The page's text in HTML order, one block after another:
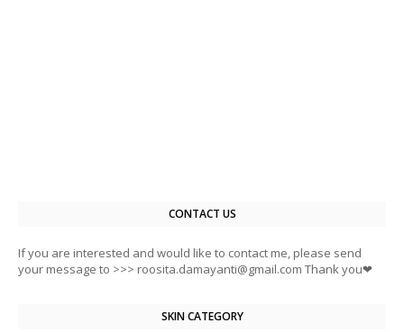
CONTACT US
If you are interested and would like to contact me, please send
your message to >>> roosita.damayanti@gmail.com Thank you❤
SKIN CATEGORY